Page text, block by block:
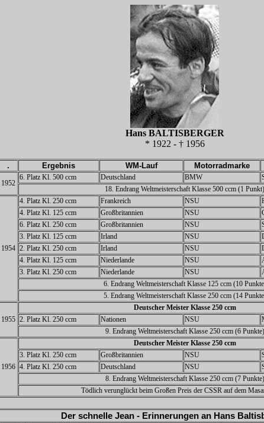
Hans BALTISBERGER
* 1922 - † 1956
. Ergebnis WM-Lauf Motorradmarke
1952
6. Platz Kl. 500 ccm Deutschland BMW
18. Endrang Weltmeisterschaft Klasse 500 ccm (1 Punkt)
1954
4. Platz Kl. 250 ccm Frankreich NSU
4. Platz Kl. 125 ccm
Großbritannien NSU
6. Platz Kl. 250 ccm
Großbritannien NSU
3. Platz Kl. 125 ccm
Irland NSU
2. Platz Kl. 250 ccm
Irland NSU
4. Platz Kl. 125 ccm
Niederlande NSU
3. Platz Kl. 250 ccm
Niederlande NSU
6. Endrang Weltmeisterschaft Klasse 125 ccm (10
5. Endrang Weltmeisterschaft Klasse 250 ccm (14
1955
Deutscher Meister Klasse 250 ccm
2. Platz Kl. 250 ccm
Nationen NSU
9. Endrang Weltmeisterschaft Klasse 250 ccm (6 Punkte)
1956
Deutscher Meister Klasse 250 ccm
3. Platz Kl. 250 ccm
Großbritannien NSU
4. Platz Kl. 250 ccm
Deutschland NSU
8. Endrang Weltmeisterschaft Klasse 250 ccm (7 Punkte)
Tödlich verunglückt beim Großen Preis der CSSR auf dem
Der schnelle Jean - Erinnerungen an Hans